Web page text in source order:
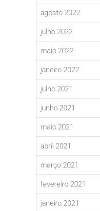
agosto 2022
julho 2022
maio 2022
janeiro 2022
julho 2021
junho 2021
maio 2021
abril 2021
março 2021
fevereiro 2021
janeiro 2021